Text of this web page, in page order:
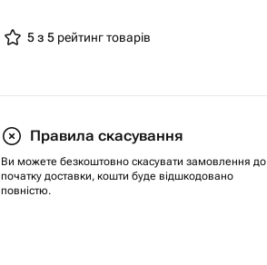
5 з 5 рейтинг товарів
Правила скасування
Ви можете безкоштовно скасувати замовлення до
початку доставки, кошти буде відшкодовано
повністю.